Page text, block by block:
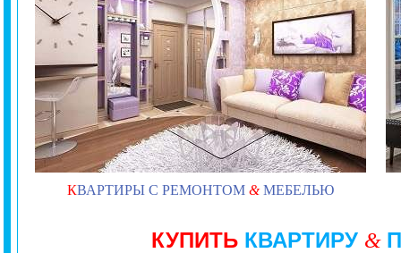
КВАРТИРЫ С РЕМОНТОМ &МЕБЕЛЬЮ
КУПИТЬ КВАРТИРУ &